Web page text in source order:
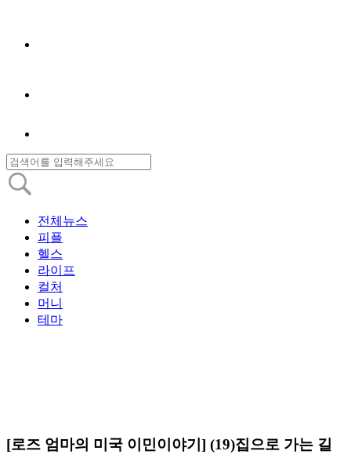
전체뉴스
피플
헬스
라이프
컬처
머니
테마
[로즈 엄마의 미국 이민이야기] (19)집으로 가는 길